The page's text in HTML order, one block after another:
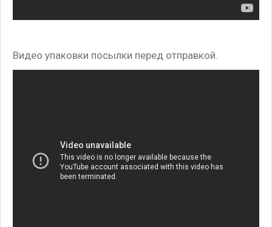
Видео упаковки посылки перед отправкой.